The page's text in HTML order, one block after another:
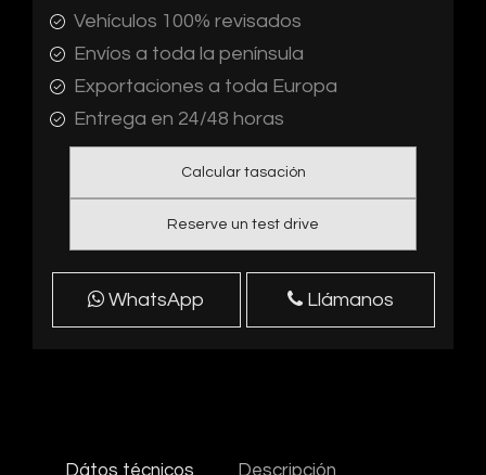
Vehículos 100% revisados
Envíos a toda la península
Exportaciones a toda Europa
Entrega en 24/48 horas
Calcular tasación
Reserve un test drive
WhatsApp Llámanos
Dátos técnicos Descripción